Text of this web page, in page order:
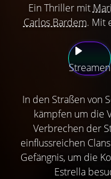
Ein Thriller mit
Carlos Bardem. Mit
Streamen
In den Straßen von
kämpfen um die
Verbrechen der
einflussreichen
Gefängnis, um die
Estrella